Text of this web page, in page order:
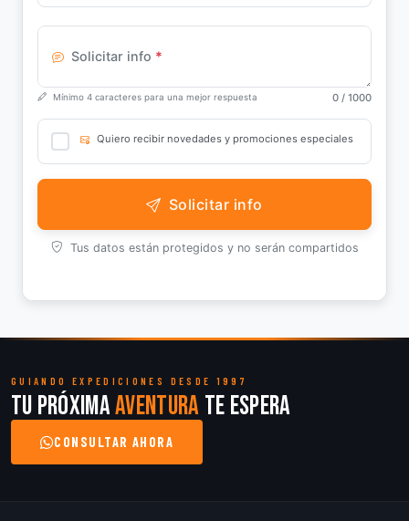
Solicitar info *
Mínimo 4 caracteres para una mejor respuesta 0 / 1000
Quiero recibir novedades y promociones especiales
Solicitar info
Tus datos están protegidos y no serán compartidos
GUIANDO EXPEDICIONES DESDE 1997
Tu próximaaventura te espera
CONSULTAR AHORA